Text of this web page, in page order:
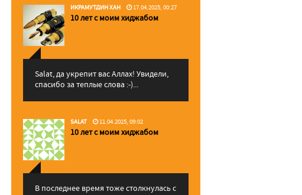
ИКРАМУТДИН ХАН 17.04.2025, 00:27
10 лет с моим хиджабом
Salat, да укрепит вас Аллаx! Увидели,
спасибо за теплые слова :-)...
SALAT 11.04.2025, 09:02
10 лет с моим хиджабом
В последнее время тоже столкнулась с